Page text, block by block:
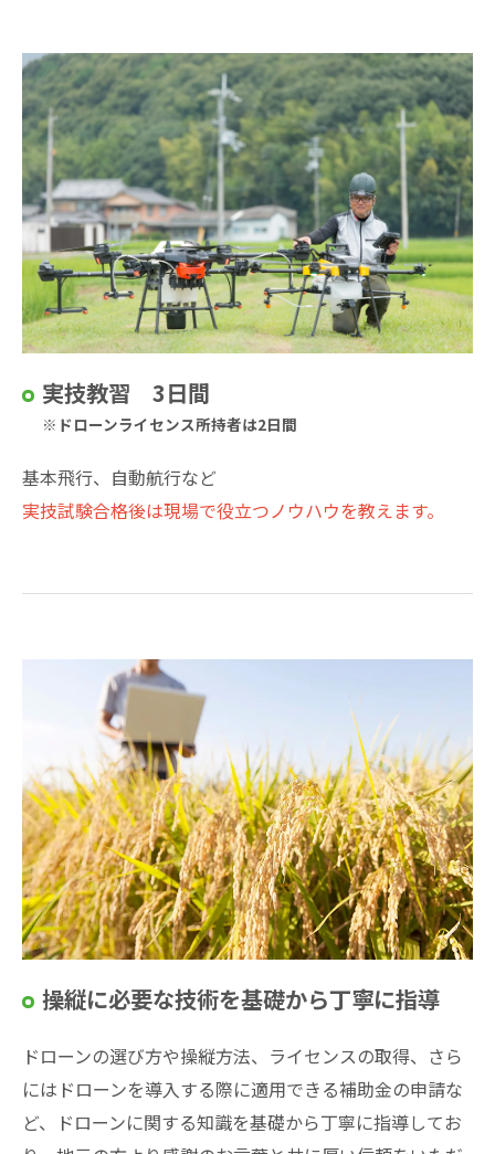
実技教習 3日間
※ドローンライセンス所持者は2日間
基本飛行、自動航行など
実技試験合格後は現場で役立つノウハウを教えます。
操縦に必要な技術を基礎から丁寧に指導
ドローンの選び方や操縦方法、ライセンスの取得、さら
にはドローンを導入する際に適用できる補助金の申請な
ど、ドローンに関する知識を基礎から丁寧に指導してお